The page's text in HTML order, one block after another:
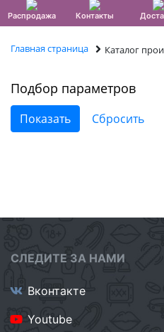
Распродажа Контакты
Главная страница Каталог
Подбор параметров
СЛЕДИТЕ ЗА НАМИ
Вконтакте
Youtube